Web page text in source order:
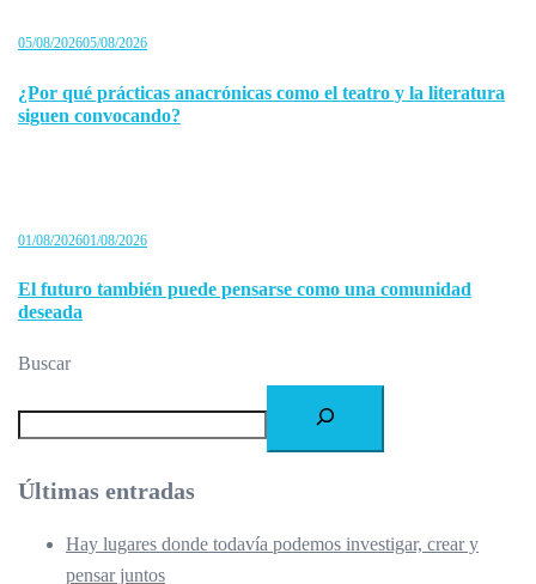
05/08/202605/08/2026
¿Por qué prácticas anacrónicas como el teatro y la literatura
siguen convocando?
01/08/202601/08/2026
El futuro también puede pensarse como una comunidad
deseada
Buscar
Últimas entradas
Hay lugares donde todavía podemos investigar, crear y
pensar juntos